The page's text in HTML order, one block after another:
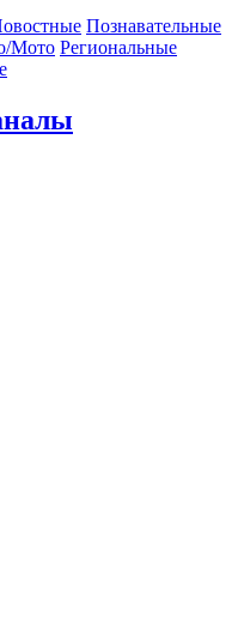
Познавательные
Мото Региональные